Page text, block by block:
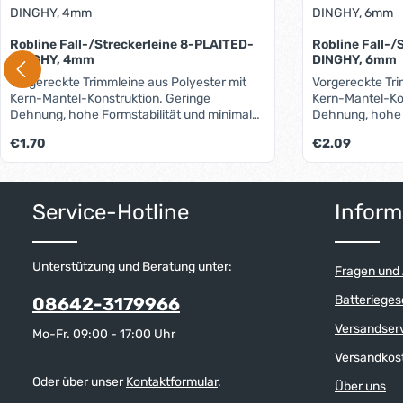
Robline Fall-/Streckerleine 8-PLAITED-
DINGHY, 4mm
Vorgereckte Trimmleine aus Polyester mit
Kern-Mantel-Konstruktion. Geringe
Dehnung, hohe Formstabilität und minimale
zeichnen diese Leine aus. Gute
Abriebfestigkeit und UV-Stabilität sorgen für
lange Haltbarkeit. Geeignet als Trimm-,
Farben: Schwarz Weiss In unserem Blog
Herstellung und Pflege von Tauwerk.
Regulärer Preis:
€1.70
Robline Fall-/
DINGHY, 6mm
Vorgereckte
Kern-Mantel-
Dehnung,
zeichnen diese
lange
Farben: Schwarz Weiss
Herstellung
Regulärer Preis:
€2.09
Service-Hotline
Unterstützung und Beratung unter:
08642-3179966
Mo-Fr. 09:00 - 17:00 Uhr
Oder über unserKontaktformular.
Fragen
Über uns